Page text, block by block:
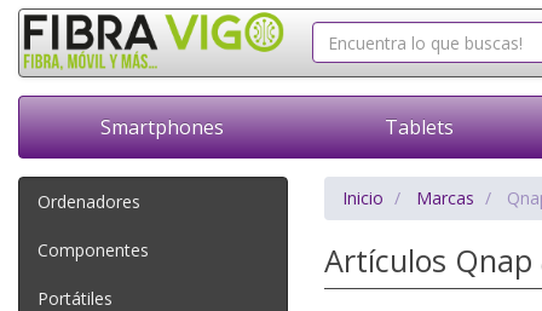
Smartphones Tablets
Ordenadores
Componentes
Portátiles
Inicio Marcas
Artículos Qnap